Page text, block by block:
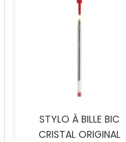
STYLO À BILLE BIC
CRISTAL ORIGINAL